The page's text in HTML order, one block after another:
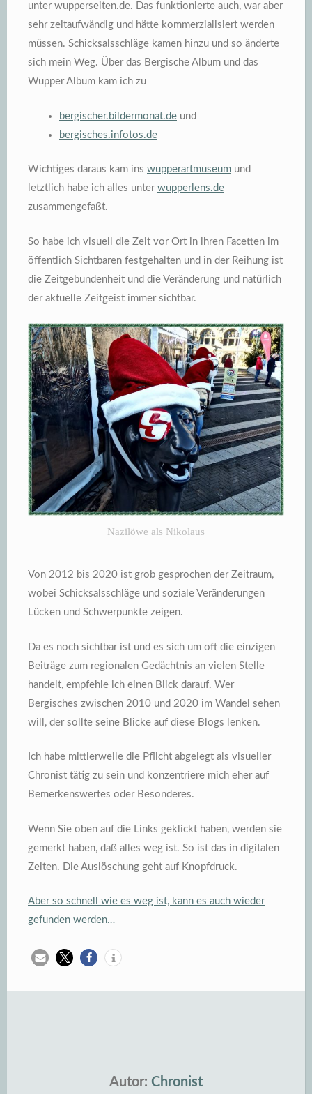
unter wupperseiten.de. Das funktionierte auch, war aber
sehr zeitaufwändig und hätte kommerzialisiert werden
müssen. Schicksalsschläge kamen hinzu und so änderte
sich mein Weg. Über das Bergische Album und das
Wupper Album kam ich zu
bergischer.bildermonat.de und
bergisches.infotos.de
Wichtiges daraus kam ins wupperartmuseum und
letztlich habe ich alles unter wupperlens.de
zusammengefaßt.
So habe ich visuell die Zeit vor Ort in ihren Facetten im
öffentlich Sichtbaren festgehalten und in der Reihung ist
die Zeitgebundenheit und die Veränderung und natürlich
der aktuelle Zeitgeist immer sichtbar.
Nazilöwe als Nikolaus
Von 2012 bis 2020 ist grob gesprochen der Zeitraum,
wobei Schicksalsschläge und soziale Veränderungen
Lücken und Schwerpunkte zeigen.
Da es noch sichtbar ist und es sich um oft die einzigen
Beiträge zum regionalen Gedächtnis an vielen Stelle
handelt, empfehle ich einen Blick darauf. Wer
Bergisches zwischen 2010 und 2020 im Wandel sehen
will, der sollte seine Blicke auf diese Blogs lenken.
Ich habe mittlerweile die Pflicht abgelegt als visueller
Chronist tätig zu sein und konzentriere mich eher auf
Bemerkenswertes oder Besonderes.
Wenn Sie oben auf die Links geklickt haben, werden sie
gemerkt haben, daß alles weg ist. So ist das in digitalen
Zeiten. Die Auslöschung geht auf Knopfdruck.
Aber so schnell wie es weg ist, kann es auch wieder
gefunden werden…
Autor: Chronist